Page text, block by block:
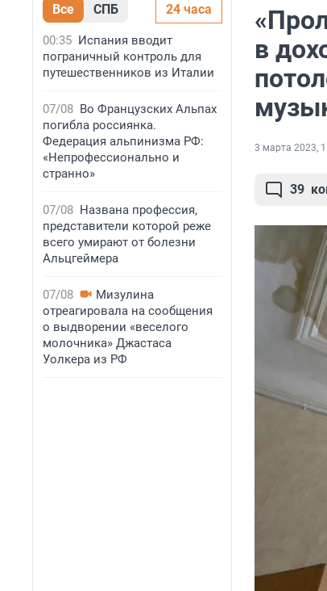
Все СПБ 24 часа
00:35 Испания вводит
пограничный контроль для
путешественников из Италии
07/08 Во Французских Альпах
погибла россиянка.
Федерация альпинизма РФ:
«Непрофессионально и
странно»
07/08 Названа профессия,
представители которой реже
всего умирают от болезни
Альцгеймера
07/08
Мизулина
отреагировала на сообщения
о выдворении «веселого
молочника» Джастаса
Уолкера из РФ
в
3 марта 2023,
39